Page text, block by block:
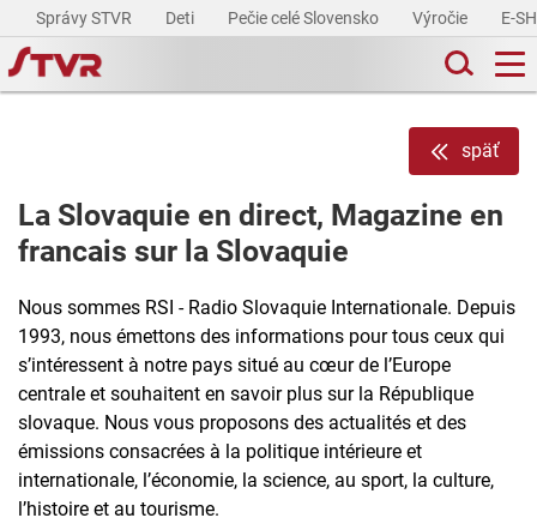
Správy STVR Deti Pečie celé Slovensko Výročie E-
späť
La Slovaquie en direct, Magazine en
francais sur la Slovaquie
Nous sommes RSI - Radio Slovaquie Internationale. Depuis
1993, nous émettons des informations pour tous ceux qui
s’intéressent à notre pays situé au cœur de l’Europe
centrale et souhaitent en savoir plus sur la République
slovaque. Nous vous proposons des actualités et des
émissions consacrées à la politique intérieure et
internationale, l’économie, la science, au sport, la culture,
l’histoire et au tourisme.